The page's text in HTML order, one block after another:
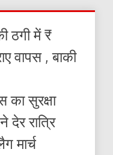
ठगी में ₹
वापस , बाकी
का सुरक्षा
रात्रि
मार्च